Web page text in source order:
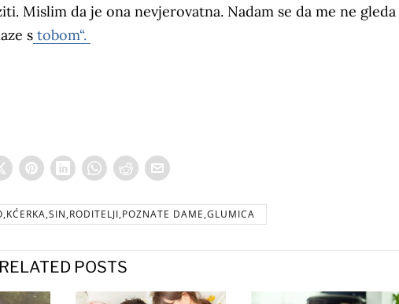
Mislim da je ona nevjerovatna. Nadam se da me ne gleda
s tobom“.
DAME,GLUMICA
RELATED POSTS